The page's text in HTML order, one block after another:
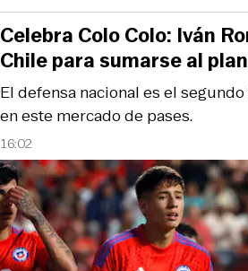
16:02
El defensa nacional es el
en este mercado de pases.
Celebra Colo Colo: Iván
Chile para sumarse al